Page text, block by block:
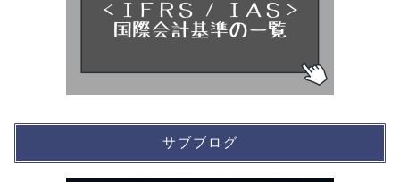
サブブログ